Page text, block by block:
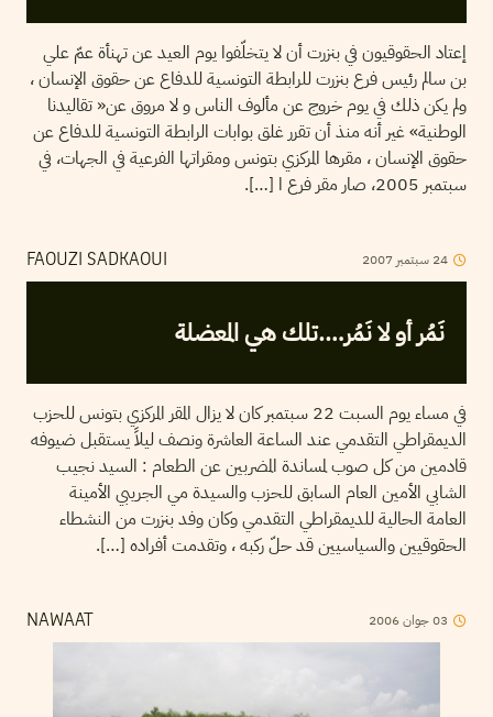
إعتاد الحقوقيون في بنزرت أن لا يتخلّفوا يوم العيد عن تهنأة عمّ علي
بن سالم رئيس فرع بنزرت للرابطة التونسية للدفاع عن حقوق الإنسان ،
ولم يكن ذلك في يوم خروج عن مألوف الناس و لا مروق عن« تقاليدنا
الوطنية» غير أنه منذ أن تقرر غلق بوابات الرابطة التونسية للدفاع عن
حقوق الإنسان ، مقرها المركزي بتونس ومقراتها الفرعية في الجهات، في
سبتمبر 2005، صار مقر فرع ا […].
FAOUZI SADKAOUI 24 سبتمبر 2007
نَمُر أو لا نَمُر….تلك هي المعضلة
في مساء يوم السبت 22 سبتمبر كان لا يزال المقر المركزي بتونس للحزب
الديمقراطي التقدمي عند الساعة العاشرة ونصف ليلاً يستقبل ضيوفه
قادمين من كل صوب لمساندة المضربين عن الطعام : السيد نجيب
الشابي الأمين العام السابق للحزب والسيدة مي الجريبي الأمينة
العامة الحالية للديمقراطي التقدمي وكان وفد بنزرت من النشطاء
الحقوقيين والسياسيين قد حلّ ركبه ، وتقدمت أفراده […].
NAWAAT 03جوان2006